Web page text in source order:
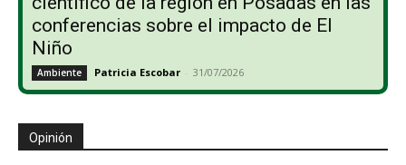
conferencias sobre el impacto de El
Niño
Ambiente Patricia Escobar - 31/07/2026
Opinión